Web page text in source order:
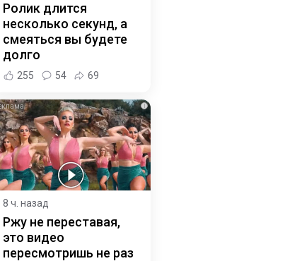
Ролик длится
несколько секунд, а
смеяться вы будете
долго
255 54 69
i
8 ч. назад
Ржу не переставая,
это видео
пересмотришь не раз